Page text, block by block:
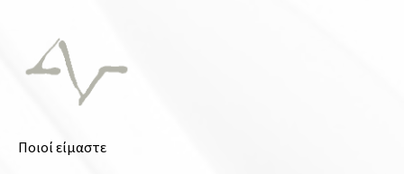
Ποιοί είμαστε